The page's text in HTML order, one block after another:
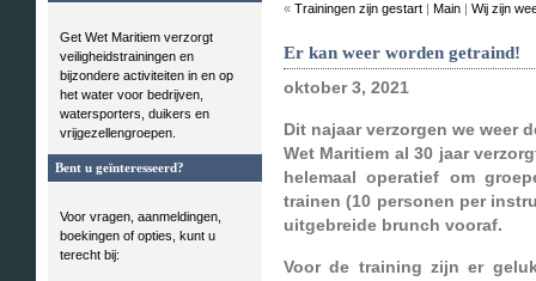
Get Wet Maritiem verzorgt
veiligheidstrainingen en
bijzondere activiteiten in en op
het water voor bedrijven,
watersporters, duikers en
vrijgezellengroepen.
Bent u geïnteresseerd?
Voor vragen, aanmeldingen,
boekingen of opties, kunt u
terecht bij:
« Trainingen zijn gestart | Main | Wij zijn
Er kan weer worden getraind!
oktober 3, 2021
Dit najaar verzorgen we weer
Wet Maritiem al 30 jaar
helemaal operatief om
trainen (10 personen per
uitgebreide brunch vooraf.
Voor de training zijn er